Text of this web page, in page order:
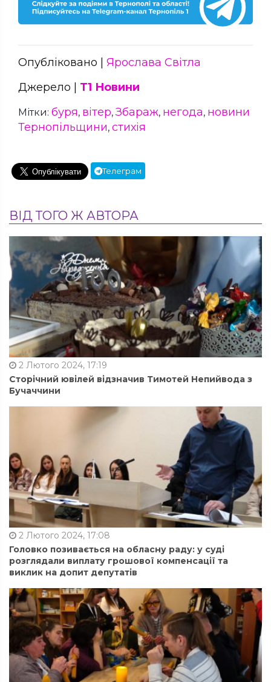
Опубліковано | Ярослава Світла
Джерело | Т1 Новини
Мітки: буря, вітер, Збараж, негода, новини
Тернопільщини, стихія
Телеграм
ВІД ТОГО Ж АВТОРА
2 Лютого 2024, 17:19
Сторічний ювілей відзначив Тимотей Непийвода з
Бучаччини
2 Лютого 2024, 17:08
Головко позивається на обласну раду: у суді
розглядали виплату грошової компенсації та
виклик на допит депутатів